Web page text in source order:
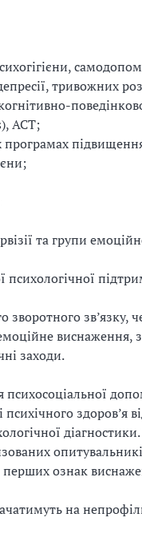
тривожних
ACT;
та групи
психологічної
зв’язку,
виснаження,
заходи.
здоров’я
перших ознак
на